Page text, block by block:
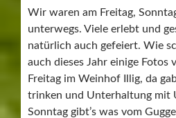
Wir waren am Freitag,
unterwegs. Viele erlebt und
natürlich auch gefeiert. Wie
auch dieses Jahr einige Fotos
Freitag im Weinhof Illig, da
trinken und Unterhaltung mit
Sonntag gibt’s was vom